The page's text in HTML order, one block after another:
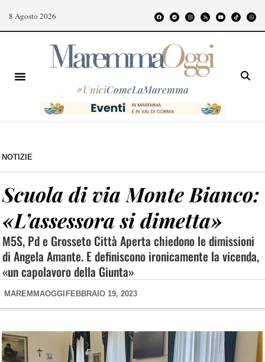
8 Agosto 2026
#UniciComeLaMaremma
NOTIZIE
Scuola di via Monte Bianco:
«L’assessora si dimetta»
M5S, Pd e Grosseto Città Aperta chiedono le dimissioni
di Angela Amante. E definiscono ironicamente la vicenda,
«un capolavoro della Giunta»
MAREMMAOGGI FEBBRAIO 19, 2023